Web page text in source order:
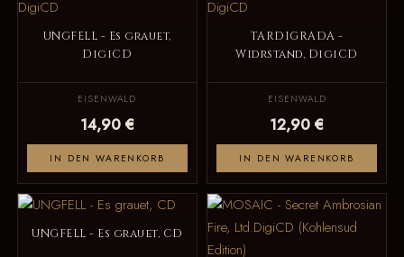
UNGFELL - Es grauet,
DigiCD
EISENWALD
14,90 €
IN DEN WARENKORB
TARDIGRADA -
Widrstand, DigiCD
EISENWALD
12,90 €
IN DEN WARENKORB
UNGFELL - Es grauet, CD